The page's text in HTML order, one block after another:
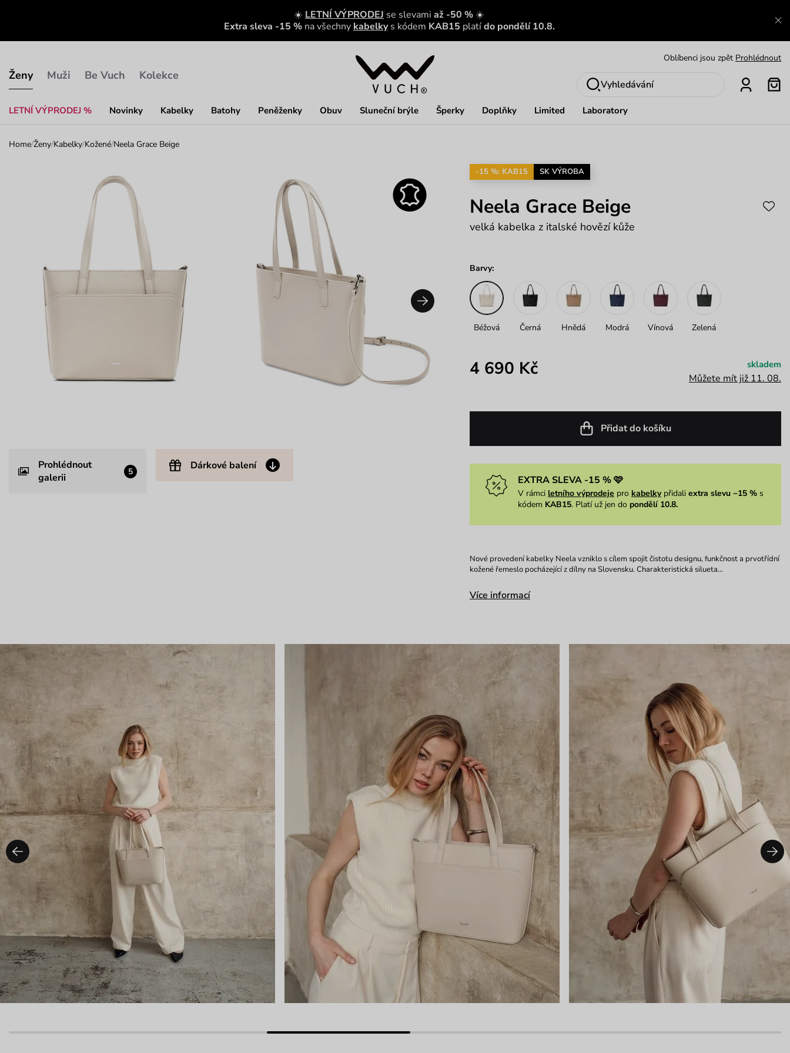
☀️ LETNÍ VÝPRODEJ se slevami až -50 % ☀️
Extra sleva -15 % na všechny kabelky s kódem KAB15 platído pondělí 10.8.
Ženy
LETNÍ VÝPRODEJ % Novinky Kabelky Batohy Peněženky Obuv Sluneční brýle Šperky Doplňky Limited Laboratory
Muži Be Vuch Kolekce
Nech se inspirovat Ukázat
Vyhledávání
Home/Ženy/Kabelky/Kožené/Neela Grace Beige
Prohlédnout
galerii
5 Dárkové balení
-15 %: KAB15 SK VÝROBA
Neela Grace Beige
velká kabelka z italské hovězí kůže
Barvy:
Béžová Černá Hnědá Modrá Vínová Zelená
4 690 Kč skladem
Můžete mít již 11. 08.
Přidat do košíku
EXTRA SLEVA -15 % 🩷
V rámci letního výprodeje pro kabelkypřidali extra slevu −15 %s
kódem KAB15. Platí už jen do pondělí 10.8.
Nové provedení kabelky Neela vzniklo s cílem spojit čistotu designu, funkčnost a prvotřídní
kožené řemeslo pocházející z dílny na Slovensku. Charakteristická silueta…
Více informací